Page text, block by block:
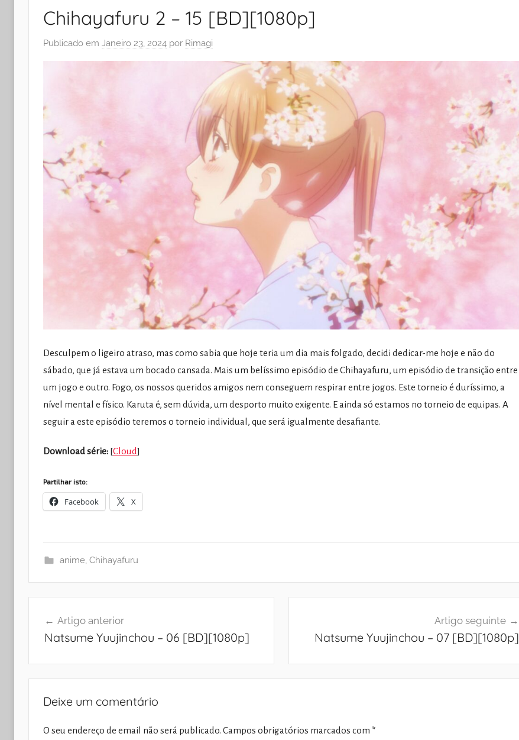
Chihayafuru 2 – 15 [BD][1080p]
Publicado em Janeiro 23, 2024 por Rimagi
Desculpem o ligeiro atraso, mas como sabia que hoje teria um dia mais folgado, decidi dedicar-me hoje e não do
sábado, que já estava um bocado cansada. Mais um belíssimo episódio de Chihayafuru, um episódio de transição entre
um jogo e outro. Fogo, os nossos queridos amigos nem conseguem respirar entre jogos. Este torneio é duríssimo, a
nível mental e físico. Karuta é, sem dúvida, um desporto muito exigente. E ainda só estamos no torneio de equipas. A
seguir a este episódio teremos o torneio individual, que será igualmente desafiante.
Download série: [Cloud]
Partilhar isto:
Facebook X
anime, Chihayafuru
Artigo anterior
Natsume Yuujinchou – 06 [BD][1080p]
Artigo seguinte
Natsume Yuujinchou – 07 [BD][1080p]
Deixe um comentário
O seu endereço de email não será publicado. Campos obrigatórios marcados com *